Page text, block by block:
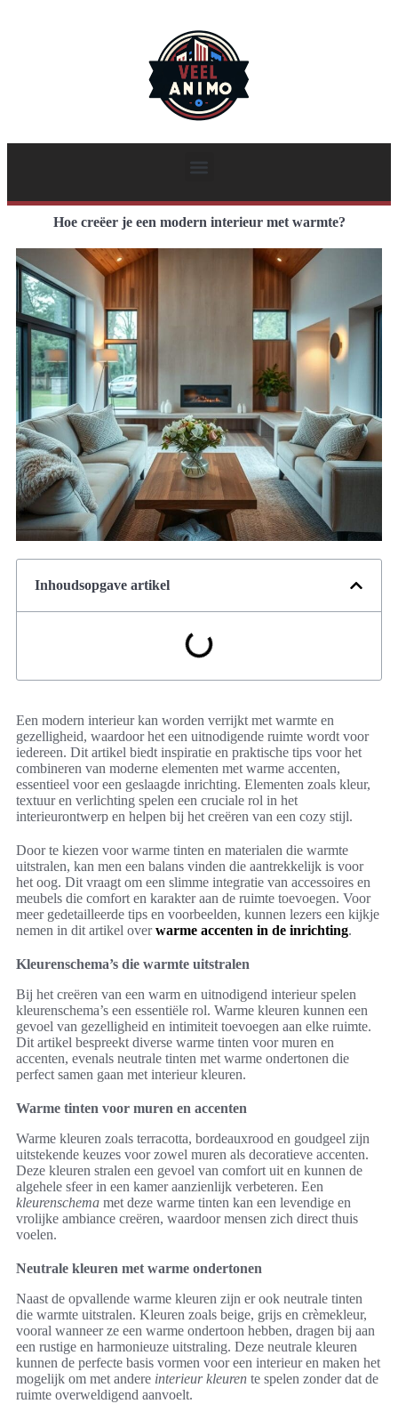
Hoe creëer je een modern interieur met warmte?
Inhoudsopgave artikel
Een modern interieur kan worden verrijkt met warmte en
gezelligheid, waardoor het een uitnodigende ruimte wordt voor
iedereen. Dit artikel biedt inspiratie en praktische tips voor het
combineren van moderne elementen met warme accenten,
essentieel voor een geslaagde inrichting. Elementen zoals kleur,
textuur en verlichting spelen een cruciale rol in het
interieurontwerp en helpen bij het creëren van een cozy stijl.
Door te kiezen voor warme tinten en materialen die warmte
uitstralen, kan men een balans vinden die aantrekkelijk is voor
het oog. Dit vraagt om een slimme integratie van accessoires en
meubels die comfort en karakter aan de ruimte toevoegen. Voor
meer gedetailleerde tips en voorbeelden, kunnen lezers een kijkje
nemen in dit artikel overwarme accenten in de inrichting.
Kleurenschema’s die warmte uitstralen
Bij het creëren van een warm en uitnodigend interieur spelen
kleurenschema’s een essentiële rol. Warme kleuren kunnen een
gevoel van gezelligheid en intimiteit toevoegen aan elke ruimte.
Dit artikel bespreekt diverse warme tinten voor muren en
accenten, evenals neutrale tinten met warme ondertonen die
perfect samen gaan met interieur kleuren.
Warme tinten voor muren en accenten
Warme kleuren zoals terracotta, bordeauxrood en goudgeel zijn
uitstekende keuzes voor zowel muren als decoratieve accenten.
Deze kleuren stralen een gevoel van comfort uit en kunnen de
algehele sfeer in een kamer aanzienlijk verbeteren. Een
kleurenschema met deze warme tinten kan een levendige en
vrolijke ambiance creëren, waardoor mensen zich direct thuis
voelen.
Neutrale kleuren met warme ondertonen
Naast de opvallende warme kleuren zijn er ook neutrale tinten
die warmte uitstralen. Kleuren zoals beige, grijs en crèmekleur,
vooral wanneer ze een warme ondertoon hebben, dragen bij aan
een rustige en harmonieuze uitstraling. Deze neutrale kleuren
kunnen de perfecte basis vormen voor een interieur en maken het
mogelijk om met andere interieur kleuren te spelen zonder dat de
ruimte overweldigend aanvoelt.